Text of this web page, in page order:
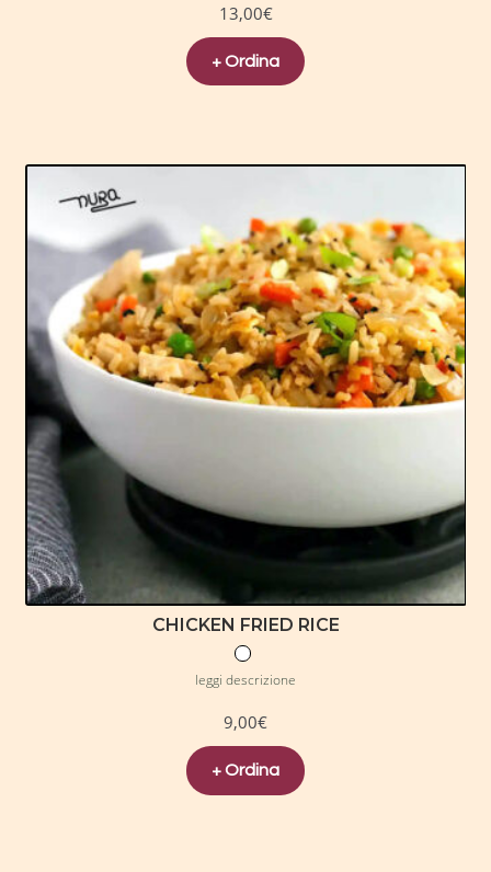
13,00€
+ Ordina
CHICKEN FRIED RICE
leggi descrizione
9,00€
+ Ordina